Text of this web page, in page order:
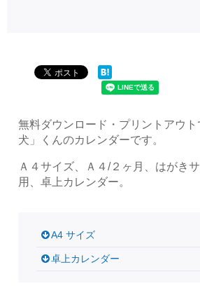
無料ダウンロード・プリントアウト
犬」くんのカレンダーです。
Ａ４サイズ、Ａ４/２ヶ月、はがき
用、卓上カレンダー。
A4 サイズ
卓上カレンダー